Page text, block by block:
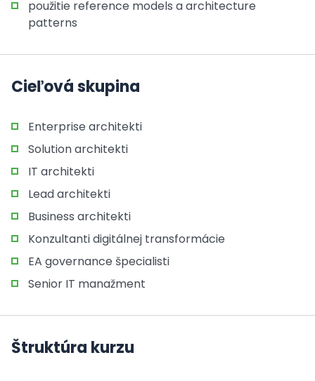
použitie reference models a architecture
patterns
Cieľová skupina
Enterprise architekti
Solution architekti
IT architekti
Lead architekti
Business architekti
Konzultanti digitálnej transformácie
EA governance špecialisti
Senior IT manažment
Štruktúra kurzu